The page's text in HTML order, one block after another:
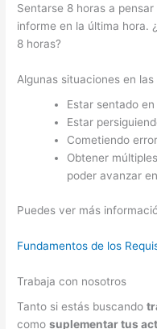
Sentarse 8 horas a
informe en la última hora.
8 horas?
Algunas situaciones en
Estar sentado
Estar
Cometiendo
Obtener
poder avanzar
Puedes ver más
Fundamentos de los
Trabaja con nosotros
Tanto si estás buscando
comosuplementar tus